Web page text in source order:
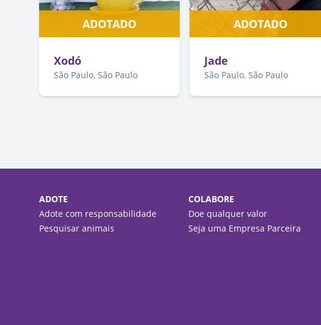
ADOTADO
Xodó
São Paulo, São Paulo
ADOTADO
Jade
São Paulo, São Paulo
ADOTE
Adote com responsabilidade
Pesquisar animais
COLABORE
Doe qualquer valor
Seja uma Empresa Parceira